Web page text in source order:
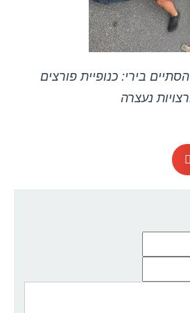
בירי: כנופיית פורצים
נעצרה